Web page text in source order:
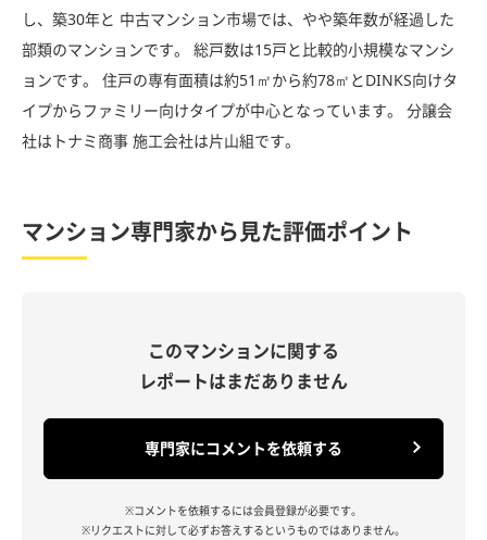
し、築30年と 中古マンション市場では、やや築年数が経過した
部類のマンションです。 総戸数は15戸と比較的小規模なマンシ
ョンです。 住戸の専有面積は約51㎡から約78㎡とDINKS向けタ
イプからファミリー向けタイプが中心となっています。 分譲会
社はトナミ商事 施工会社は片山組です。
マンション専門家から見た評価ポイント
このマンションに関する
レポートはまだありません
専門家にコメントを依頼する
※コメントを依頼するには会員登録が必要です。
※リクエストに対して必ずお答えするというものではありません。